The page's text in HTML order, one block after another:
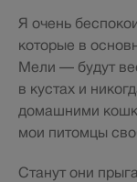
Я очень
которые в
Мели — будут
в кустах и
домашними
мои питомцы
Станут они